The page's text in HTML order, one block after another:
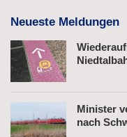
Neueste Meldungen
Minister
nach